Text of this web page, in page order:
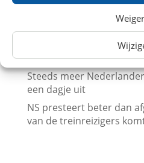
Beurs en trein met
Leuk dagje uit met
aanbiedingen in Augustus
Museum met korting
Steeds meer
een dagje uit
NS presteert beter dan
van de treinreizigers